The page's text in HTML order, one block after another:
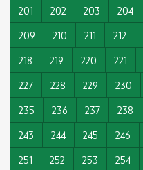
201
202 203 204
209
210 211 212
218
219 220 221
227
228 229 230
235
236 237 238
243
244 245 246
251
252 253 254